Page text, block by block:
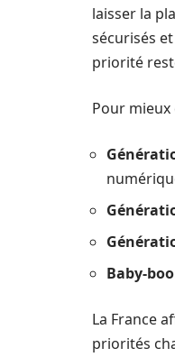
laisser la
sécurisés
priorité
Pour
Baby-
La France
priorités